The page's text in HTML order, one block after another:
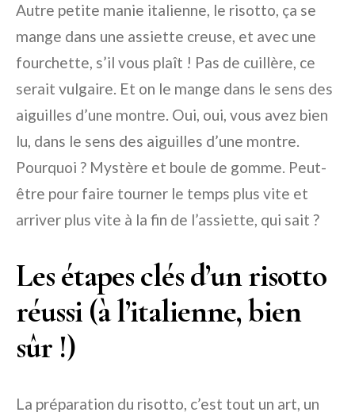
Autre petite manie italienne, le risotto, ça se
mange dans une assiette creuse, et avec une
fourchette, s’il vous plaît ! Pas de cuillère, ce
serait vulgaire. Et on le mange dans le sens des
aiguilles d’une montre. Oui, oui, vous avez bien
lu, dans le sens des aiguilles d’une montre.
Pourquoi ? Mystère et boule de gomme. Peut-
être pour faire tourner le temps plus vite et
arriver plus vite à la fin de l’assiette, qui sait ?
Les étapes clés d’un risotto
réussi (à l’italienne, bien
sûr !)
La préparation du risotto, c’est tout un art, un